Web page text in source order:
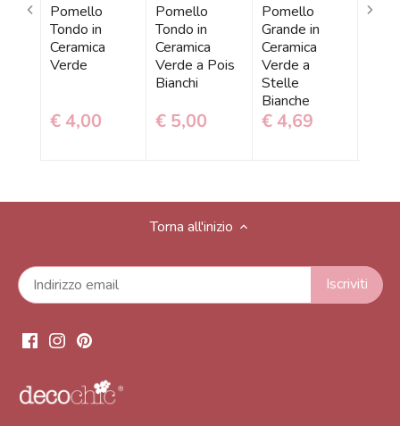
Pomello
Tondo in
Ceramica
Verde
€ 4,00
Pomello
Tondo in
Ceramica
Verde a Pois
Bianchi
€ 5,00
Pomello
Grande in
Ceramica
Verde a
Stelle
Bianche
€ 4,69
Torna all'inizio